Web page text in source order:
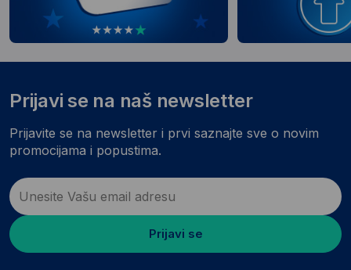
Prijavi se na naš newsletter
Prijavite se na newsletter i prvi saznajte sve o novim
promocijama i popustima.
Prijavi se